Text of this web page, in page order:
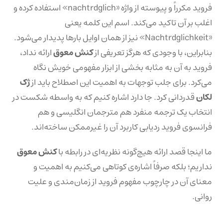
فروید مکرراً و پیوسته از واژه «nachtrdglich» استفاده کرده و
اغلب بر آن تاکید می‌کند. اسم این کلمه یعنی
«Nachtrdglichkeit» نیز از همان اوایل بارها پدیدار می‌شود.
بنابراین، با وجودی که هرگز تعریفی ازکنش معوقارائه نداد،
فروید به آن به مثابه بخشی از ابزار مفهومی خویش نگاه
می‌کرد. برای جلب توجهات به اهمیت این اصطلاح باید ازژک
لکانقدردانی کرد. جا دارد اشاره کنیم که به واسطه شکست در
انتخاب یک ترجمه منفرد هم مترجمان انگلیسی و هم
فرانسوی فروید ردیابی کاربرد آن را غیرممکن ساخته‌اند.
ما اینجا قصد ارائه هیچ‌گونه نظریه‌ای در رابطه باکنش معوق
نداریم؛ بلکه صرفاً اشاره‌ی کوتاهی می‌کنیم به اهمیت و
معنای آن در چارچوب مفهوم فروید از زمان‌مندی و علیت
روانی.